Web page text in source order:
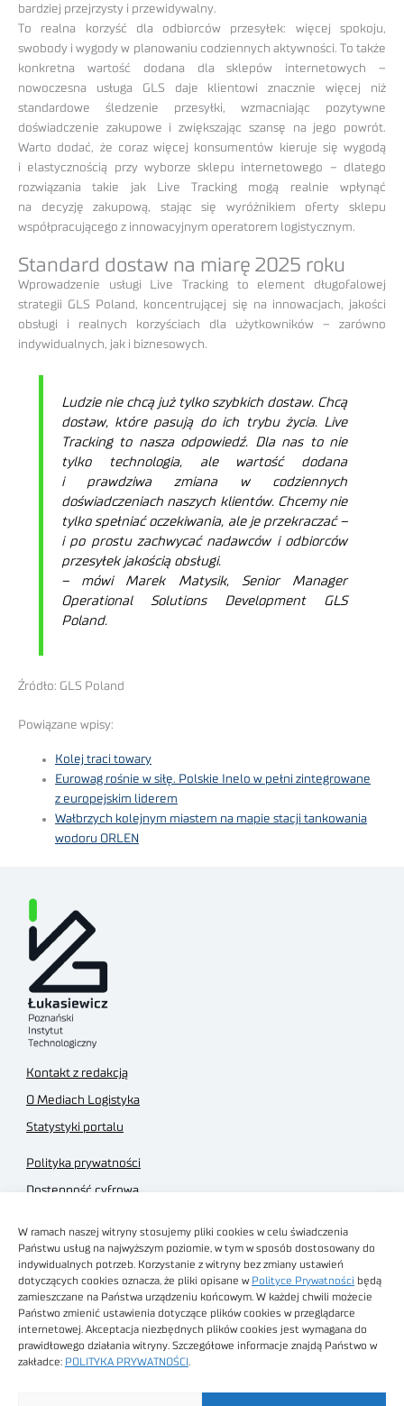
W ramach naszej witryny stosujemy pliki cookies w celu świadczenia
Państwu usług na najwyższym poziomie, w tym w sposób dostosowany do
indywidualnych potrzeb. Korzystanie z witryny bez zmiany ustawień
dotyczących cookies oznacza, że pliki opisane w Polityce Prywatności będą
zamieszczane na Państwa urządzeniu końcowym. W każdej chwili możecie
Państwo zmienić ustawienia dotyczące plików cookies w przeglądarce
internetowej. Akceptacja niezbędnych plików cookies jest wymagana do
prawidłowego działania witryny. Szczegółowe informacje znajdą Państwo w
zakładce: POLITYKA PRYWATNOŚCI
bardziej przejrzysty i przewidywalny.
To realna korzyść dla odbiorców przesyłek: więcej spokoju,
swobody i wygody w planowaniu codziennych aktywności. To także
konkretna wartość dodana dla sklepów internetowych –
nowoczesna usługa GLS daje klientowi znacznie więcej niż
standardowe śledzenie przesyłki, wzmacniając pozytywne
doświadczenie zakupowe i zwiększając szansę na jego powrót.
Warto dodać, że coraz więcej konsumentów kieruje się wygodą
i elastycznością przy wyborze sklepu internetowego – dlatego
rozwiązania takie jak Live Tracking mogą realnie wpłynąć
na decyzję zakupową, stając się wyróżnikiem oferty sklepu
współpracującego z innowacyjnym operatorem logistycznym.
Standard dostaw na miarę 2025 roku
Wprowadzenie usługi Live Tracking to element długofalowej
strategii GLS Poland, koncentrującej się na innowacjach, jakości
obsługi i realnych korzyściach dla użytkowników – zarówno
indywidualnych, jak i biznesowych.
Ludzie nie chcą już tylko szybkich dostaw. Chcą
dostaw, które pasują do ich trybu życia. Live
Tracking to nasza odpowiedź. Dla nas to nie
tylko technologia, ale wartość dodana
i prawdziwa zmiana w codziennych
doświadczeniach naszych klientów. Chcemy nie
tylko spełniać oczekiwania, ale je przekraczać –
i po prostu zachwycać nadawców i odbiorców
przesyłek jakością obsługi.
– mówi Marek Matysik, Senior Manager
Operational Solutions Development GLS
Poland.
Źródło: GLS Poland
Powiązane wpisy:
Kolej traci towary
Eurowag rośnie w siłę. Polskie Inelo w pełni zintegrowane
z europejskim liderem
Wałbrzych kolejnym miastem na mapie stacji tankowania
wodoru ORLEN
Kontakt z redakcją
O Mediach Logistyka
Statystyki portalu
Polityka prywatności
Dostępność cyfrowa
Regulamin sklepu
Obrazy stockowe
autorstwa